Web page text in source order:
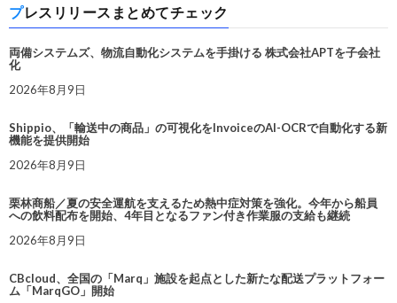
プレスリリースまとめてチェック
両備システムズ、物流自動化システムを手掛ける 株式会社APTを子会社
化
2026年8月9日
Shippio、「輸送中の商品」の可視化をInvoiceのAI-OCRで自動化する新
機能を提供開始
2026年8月9日
栗林商船／夏の安全運航を支えるため熱中症対策を強化。今年から船員
への飲料配布を開始、4年目となるファン付き作業服の支給も継続
2026年8月9日
CBcloud、全国の「Marq」施設を起点とした新たな配送プラットフォー
ム「MarqGO」開始